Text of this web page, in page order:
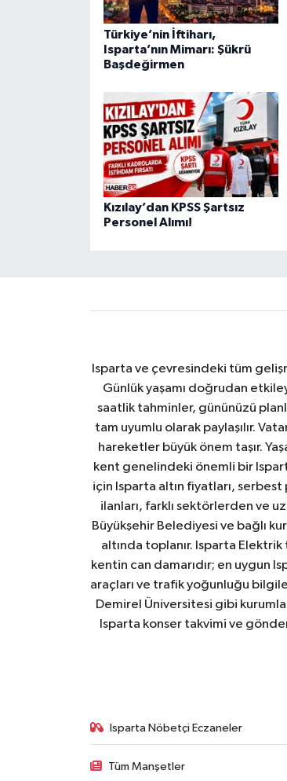
Türkiye’nin İftiharı,
Isparta’nın Mimarı: Şükrü
Başdeğirmen
Kızılay’dan KPSS Şartsız
Personel Alımı!
Isparta ve çevresindeki tüm
Günlük yaşamı doğrudan
saatlik tahminler, gününüzü
tam uyumlu olarak paylaşılır.
hareketler büyük önem taşır.
kent genelindeki önemli bir
için Isparta altın fiyatları, serbest
ilanları, farklı sektörlerden ve
Büyükşehir Belediyesi ve bağlı
altında toplanır. Isparta
kentin can damarıdır; en uygun
araçları ve trafik yoğunluğu
Demirel Üniversitesi gibi
Isparta konser takvimi ve
Isparta Nöbetçi Eczaneler
Tüm Manşetler